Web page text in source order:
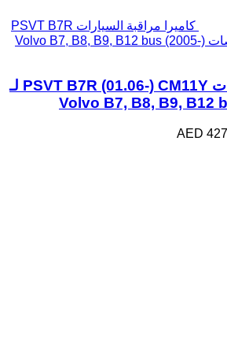
كاميرا مراقبة السيارات PSVT B7R
كاميرا مراقبة السيارات PSVT B7R (01.06-) CM11Y لـ
AED